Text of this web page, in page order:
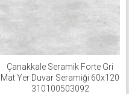
Çanakkale Seramik Forte Gri
Mat Yer Duvar Seramiği 60x120
310100503092